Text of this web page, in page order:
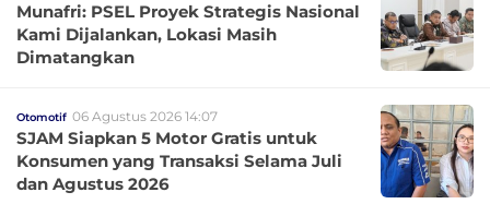
Munafri: PSEL Proyek Strategis Nasional
Kami Dijalankan, Lokasi Masih
Dimatangkan
Otomotif 06 Agustus 2026 14:07
SJAM Siapkan 5 Motor Gratis untuk
Konsumen yang Transaksi Selama Juli
dan Agustus 2026